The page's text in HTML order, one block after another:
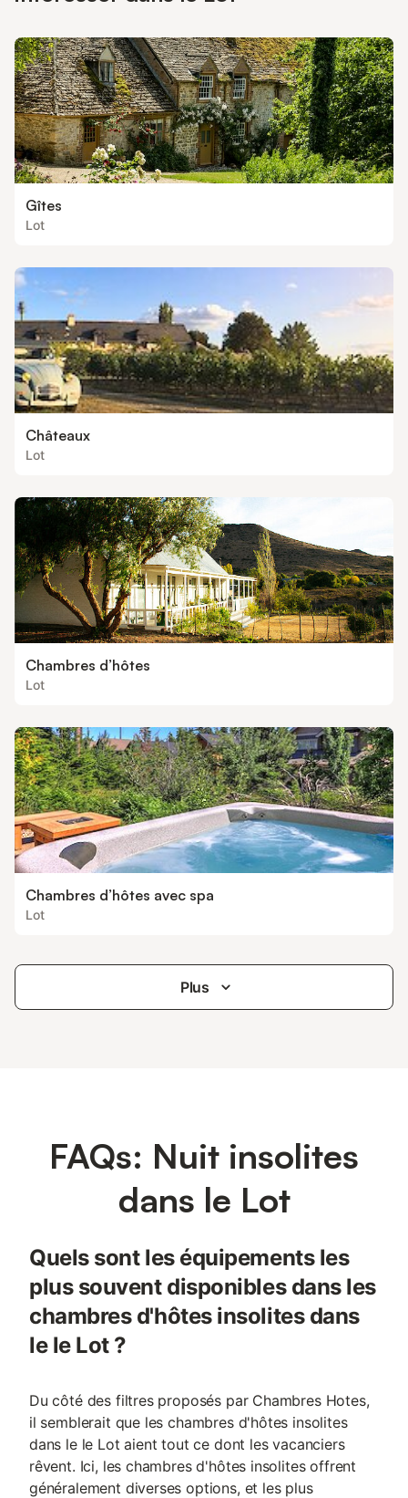
Gîtes
Lot
Châteaux
Lot
Chambres d’hôtes
Lot
Chambres d’hôtes avec spa
Lot
Plus
FAQs: Nuit insolites
dans le Lot
Quels sont les équipements les
plus souvent disponibles dans les
chambres d'hôtes insolites dans
le le Lot ?
Du côté des filtres proposés par Chambres Hotes,
il semblerait que les chambres d'hôtes insolites
dans le le Lot aient tout ce dont les vacanciers
rêvent. Ici, les chambres d'hôtes insolites offrent
généralement diverses options, et les plus